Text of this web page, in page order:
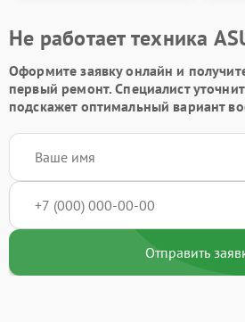
Не работает техника
Оформите заявку онлайн и
первый ремонт. Специалист
подскажет оптимальный вариант
Отправить